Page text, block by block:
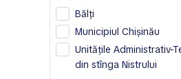
BAIC
Bentley
Bestune
Bălţi
Municipiul Chișinău
Unitățile Administrativ-
din stînga Nistrului